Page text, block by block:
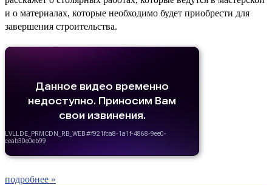
и о материалах, которые необходимо будет приобрести для
завершения строительства.
подробнее »